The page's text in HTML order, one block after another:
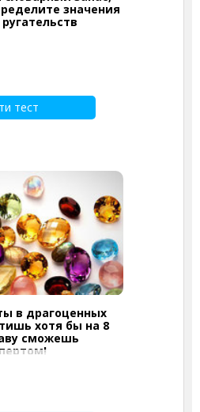
значения
тест
в драгоценных
хотя бы на 8
сможешь